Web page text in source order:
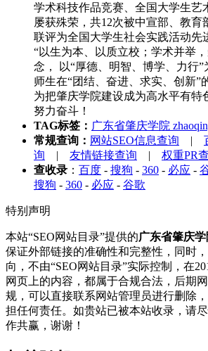
学术科技作品竞赛、全国大学生艺
屡获殊荣，共12次被中宣部、教育
联评为全国大学生社会实践活动先
“以生为本、以质立校；学术并举
念， 以“厚德、明智、博学、力行
师生在“团结、奋进、求实、创新”
为把肇庆学院建设成为高水平有特
努力奋斗！
TAG标签： 广东省肇庆学院
常规查询： 网站SEO信息查询 |
询 | 友情链接查询 | 权重PR
查收录 ： 百度 - 搜狗 - 360 - 必应 -
搜狗 - 360 - 必应 - 谷歌
特别声明
本站“SEO网站目录”提供的广东省肇庆
保证外部链接的准确性和完整性，同时
向，不由“SEO网站目录”实际控制，在
网页上的内容，都属于合规合法，后期
规，可以直接联系网站管理员进行删除
担任何责任。如贵站已被本站收录，请
作共赢，谢谢！